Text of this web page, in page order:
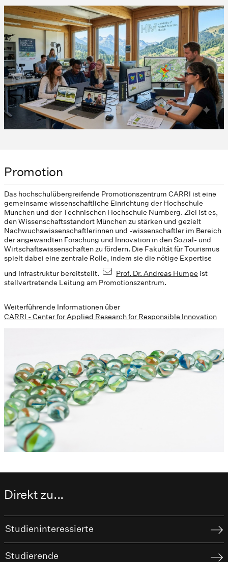
Promotion
Das hochschulübergreifende Promotionszentrum CARRI ist eine
gemeinsame wissenschaftliche Einrichtung der Hochschule
München und der Technischen Hochschule Nürnberg. Ziel ist es,
den Wissenschaftsstandort München zu stärken und gezielt
Nachwuchswissenschaftlerinnen und -wissenschaftler im Bereich
der angewandten Forschung und Innovation in den Sozial- und
Wirtschaftswissenschaften zu fördern. Die Fakultät für Tourismus
spielt dabei eine zentrale Rolle, indem sie die nötige Expertise
und Infrastruktur bereitstellt.
Prof. Dr. Andreas Humpe ist
stellvertretende Leitung am Promotionszentrum.
Weiterführende Informationen über
CARRI - Center for Applied Research for Responsible Innovation
Direkt zu...
Studieninteressierte
Studierende